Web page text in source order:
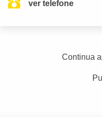
ver telefone
Continua